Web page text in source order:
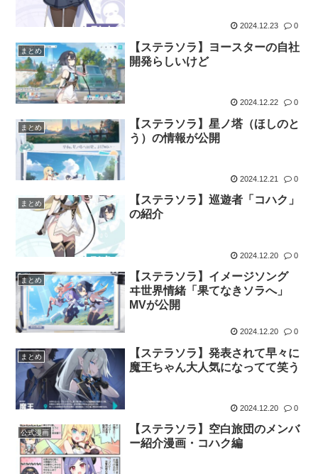
2024.12.23 0
まとめ
【ステラソラ】ヨースターの自社
開発らしいけど
2024.12.22 0
まとめ
【ステラソラ】星ノ塔（ほしのと
う）の情報が公開
2024.12.21 0
まとめ
【ステラソラ】巡遊者「コハク」
の紹介
2024.12.20 0
まとめ
【ステラソラ】イメージソング
ヰ世界情緒「果てなきソラへ」
MVが公開
2024.12.20 0
まとめ
【ステラソラ】発表されて早々に
魔王ちゃん大人気になってて笑う
2024.12.20 0
公式漫画
【ステラソラ】空白旅団のメンバ
ー紹介漫画・コハク編